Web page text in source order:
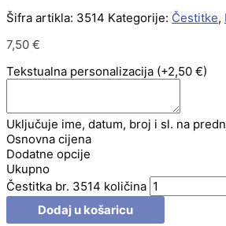
Šifra artikla: 3514 Kategorije: Čestitke,
7,50 €
Tekstualna personalizacija (+2,50 €)
Uključuje ime, datum, broj i sl. na
Osnovna cijena
Dodatne opcije
Ukupno
Čestitka br. 3514 količina
Dodaj u košaricu